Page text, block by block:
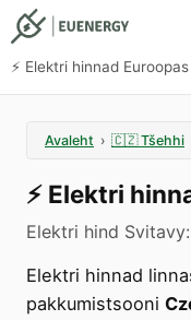
⚡️ Elektri hinnad Euroopas
Avaleht › 🇨🇿 Tšehhi
⚡️ Elektri
Elektri hind
Elektri hinnad
pakkumistsooni